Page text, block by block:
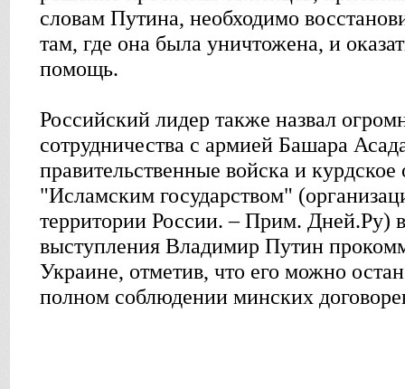
словам Путина, необходимо
там, где она была уничтожена, и
помощь.
Российский лидер также назвал
сотрудничества с армией Башара
правительственные войска и
"Исламским государством"
территории России. – Прим. Дней.Ру)
выступления Владимир Путин
Украине, отметив, что его можно
полном соблюдении минских